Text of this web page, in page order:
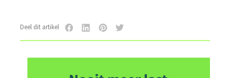
Deel dit artikel